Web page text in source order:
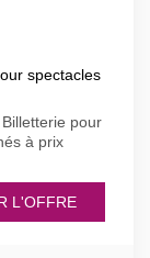
spectacles
pour
à prix
L'OFFRE